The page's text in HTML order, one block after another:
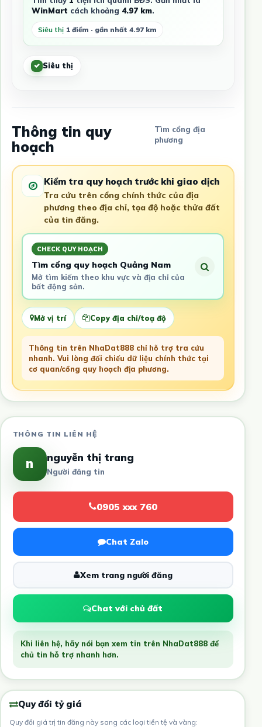
WinMart cách khoảng 4.97 km.
Siêu thị 1 điểm · gần nhất 4.97 km
Siêu thị
Thông tin quy
hoạch
Tìm cổng địa
phương
Kiểm tra quy hoạch trước khi giao dịch
Tra cứu trên cổng chính thức của địa
phương theo địa chỉ, tọa độ hoặc thửa đất
của tin đăng.
CHECK QUY HOẠCH
Tìm cổng quy hoạch Quảng Nam
Mở tìm kiếm theo khu vực và địa chỉ của
bất động sản.
Mở vị trí Copy địa chỉ/toạ độ
Thông tin trên NhaDat888 chỉ hỗ trợ tra cứu
nhanh. Vui lòng đối chiếu dữ liệu chính thức tại
cơ quan/cổng quy hoạch địa phương.
THÔNG TIN LIÊN HỆ
n nguyễn thị trang
Người đăng tin
0905 xxx 760
Chat Zalo
Xem trang người đăng
Chat với chủ đất
Khi liên hệ, hãy nói bạn xem tin trên NhaDat888 để
chủ tin hỗ trợ nhanh hơn.
Quy đổi tỷ giá
Quy đổi giá trị tin đăng này sang các loại tiền tệ và vàng: